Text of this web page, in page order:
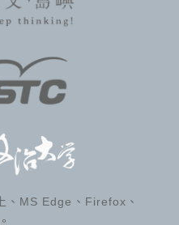
、MS Edge、Firefox、